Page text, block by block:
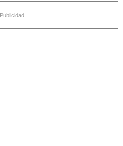
Publicidad